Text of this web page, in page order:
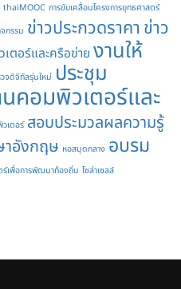
thaiMOOC การขับเคลื่อนโครงการยุทธศาสตร์
กรรม ข่าวประกวดราคา ข่าว
ตอร์และครือข่าย งานให้
จดิจิทัลรุ่นใหม่ ประชุม
คอมพิวเตอร์และ
เตอร์ สอบประมวลผลความรู้
าอังกฤษ หอสมุดกลาง อบรม
ร์เพื่อการพัฒนาท้องถิ่น โซล่าเซลล์